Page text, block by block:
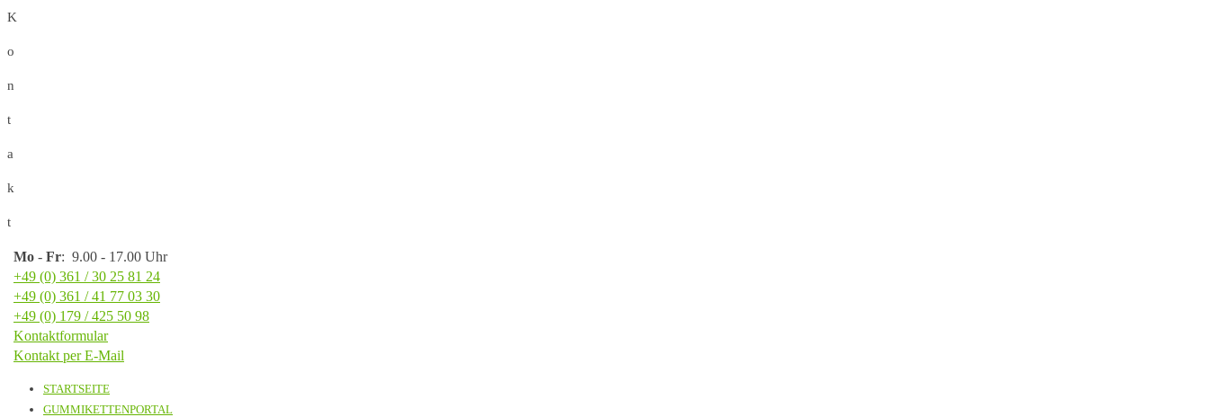
K
o
n
t
a
k
t
Mo - Fr: 9.00 - 17.00 Uhr
+49 (0) 361 / 30 25 81 24
+49 (0) 361 / 41 77 03 30
+49 (0) 179 / 425 50 98
Kontaktformular
Kontakt per E-Mail
STARTSEITE
GUMMIKETTENPORTAL